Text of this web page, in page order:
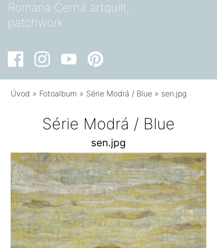
Romana Černá artquilt,
patchwork
Úvod » Fotoalbum » Série Modrá / Blue » sen.jpg
Série Modrá / Blue
sen.jpg